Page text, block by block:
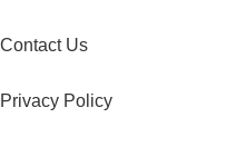
Contact Us
Privacy Policy